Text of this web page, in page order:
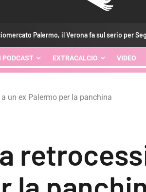
il Verona fa sul serio per Segre: le cifre
PODCAST EXTRACALCIO VIDEO
un ex Palermo per la panchina